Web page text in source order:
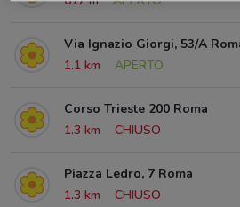
Via Ignazio Giorgi, 53/A
1.1 km
APERTO
Corso Trieste 200 Roma
1.3 km
CHIUSO
Piazza Ledro, 7 Roma
1.3 km
CHIUSO